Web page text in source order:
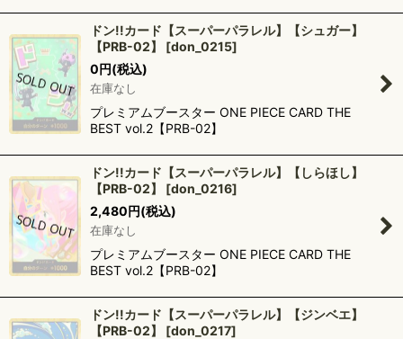
ドン!!カード【スーパーパラレル】【シュガー】
【PRB-02】
[don_0215]
0円(税込)
在庫なし
プレミアムブースター ONE PIECE CARD THE
BEST vol.2【PRB-02】
ドン!!カード【スーパーパラレル】【しらほし】
【PRB-02】
[don_0216]
2,480円(税込)
在庫なし
プレミアムブースター ONE PIECE CARD THE
BEST vol.2【PRB-02】
ドン!!カード【スーパーパラレル】【ジンベエ】
【PRB-02】
[don_0217]